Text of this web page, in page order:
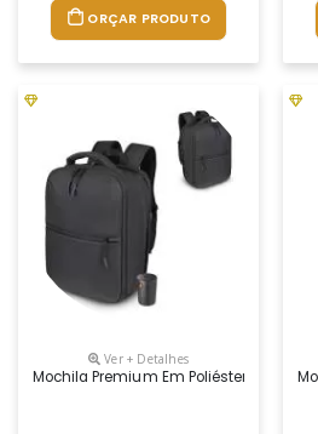
ORÇAR PRODUTO
Ver + Detalhes
Mochila Premium Em Poliéster 600d